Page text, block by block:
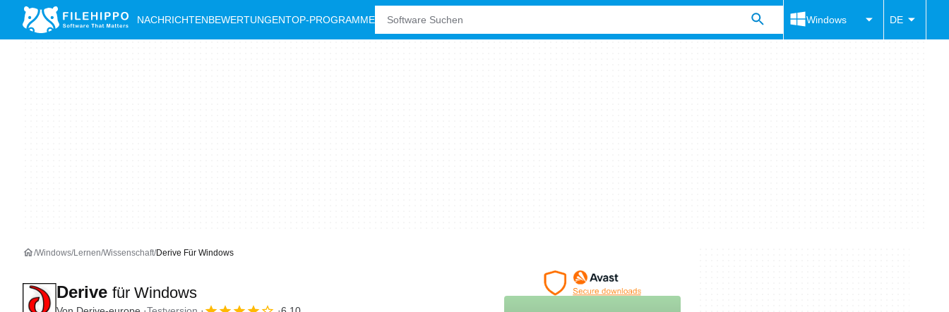
NACHRICHTENBEWERTUNGENTOP-PROGRAMME Windows DE
Windows Lernen Wissenschaft Derive Für Windows
Derive für Windows